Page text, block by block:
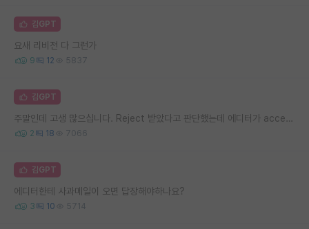
김GPT
요새 리비전 다 그런가
9 12 5837
김GPT
주말인데 고생 많으십니다. Reject 받았다고 판단했는데 에디터가 accept 해주는 경우도 있을까요?
2 18 7066
김GPT
에디터한테 사과메일이 오면 답장해야하나요?
3 10 5714